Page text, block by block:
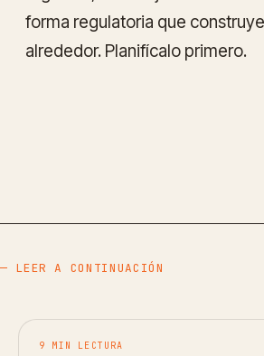
forma regulatoria que
alrededor. Planifícalo primero.
— LEER A CONTINUACIÓN
9 MIN LECTURA